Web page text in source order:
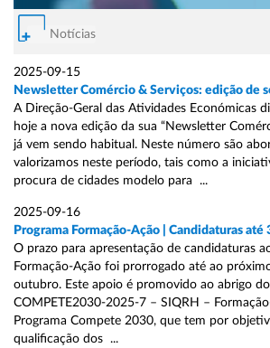
Notícias
2025-09-15
Newsletter Comércio & Serviços: edição de
A Direção-Geral das Atividades Económicas
hoje a nova edição da sua “Newsletter
já vem sendo habitual. Neste número são
valorizamos neste período, tais como a
procura de cidades modelo para ...
2025-09-16
Programa Formação-Ação | Candidaturas até
O prazo para apresentação de candidaturas
Formação-Ação foi prorrogado até ao
outubro. Este apoio é promovido ao abrigo
COMPETE2030-2025-7 – SIQRH –
Programa Compete 2030, que tem por
qualificação dos ...